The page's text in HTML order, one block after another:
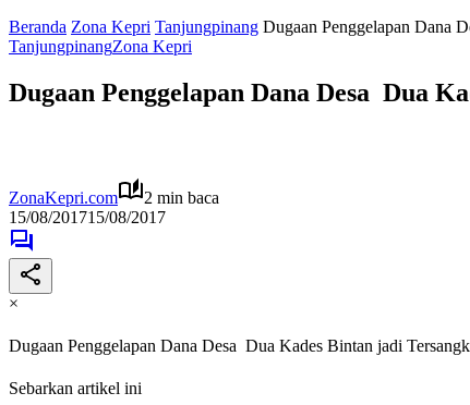
Beranda Zona Kepri Tanjungpinang Dugaan Penggelapan Dana
TanjungpinangZona Kepri
Dugaan Penggelapan Dana Desa Dua
ZonaKepri.com
2 min baca
15/08/201715/08/2017
×
Dugaan Penggelapan Dana Desa Dua Kades Bintan jadi
Sebarkan artikel ini